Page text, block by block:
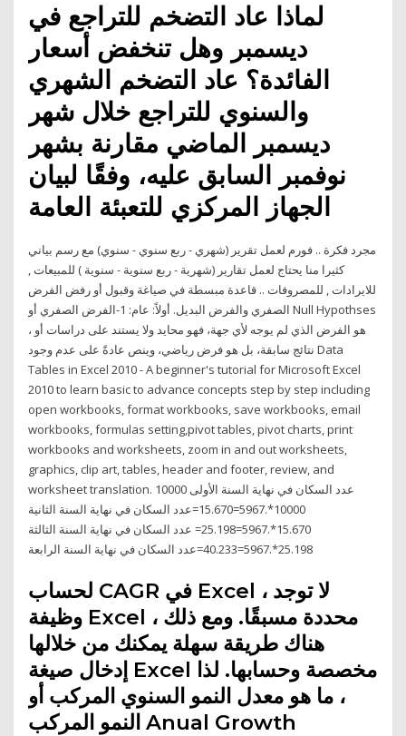
لماذا عاد التضخم للتراجع في
ديسمبر وهل تنخفض أسعار
الفائدة؟ عاد التضخم الشهري
والسنوي للتراجع خلال شهر
ديسمبر الماضي مقارنة بشهر
نوفمبر السابق عليه، وفقًا لبيان
الجهاز المركزي للتعبئة العامة
مجرد فكرة .. فورم لعمل تقرير (شهري - ربع سنوي - سنوي) مع رسم بياني
كثيرا منا يحتاج لعمل تقارير (شهرية - ربع سنوية - سنوية ) للمبيعات ,
للايرادات , للمصروفات .. قاعدة مبسطة في صياغة وقبول أو رفض الفرض
الصفري والفرض البديل. أولاً: عام: 1-الفرض الصفري أو Null Hypothses
، هو الفرض الذي لم يوجه لأي جهة، فهو محايد ولا يستند على دراسات أو
نتائج سابقة، بل هو فرض رياضي، وينص عادةً على عدم وجود Data
Tables in Excel 2010 - A beginner's tutorial for Microsoft Excel
2010 to learn basic to advance concepts step by step including
open workbooks, format workbooks, save workbooks, email
workbooks, formulas setting,pivot tables, pivot charts, print
workbooks and worksheets, zoom in and out worksheets,
graphics, clip art, tables, header and footer, review, and
worksheet translation. عدد السكان في نهاية السنة الأولى 10000
10000*.5967=15.670=عدد السكان في نهاية السنة الثانية
15.670*.5967=25.198= عدد السكان في نهاية السنة الثالثة
25.198*.5967=40.233=عدد السكان في نهاية السنة الرابعة
لحساب CAGR في Excel ، لا توجد
وظيفة Excel محددة مسبقًا. ومع ذلك ،
هناك طريقة سهلة يمكنك من خلالها
إدخال صيغة Excel مخصصة وحسابها. لذا
، ما هو معدل النمو السنوي المركب أو
النمو المركب Anual Growth